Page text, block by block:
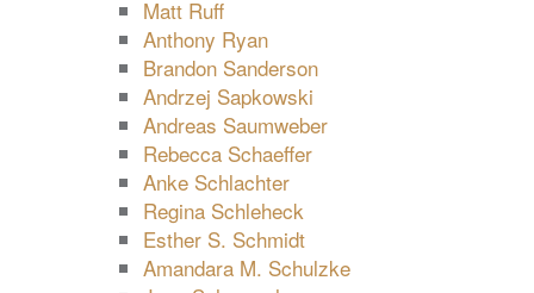
Matt Ruff
Anthony Ryan
Brandon Sanderson
Andrzej Sapkowski
Andreas Saumweber
Rebecca Schaeffer
Anke Schlachter
Regina Schleheck
Esther S. Schmidt
Amandara M. Schulzke